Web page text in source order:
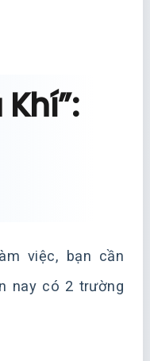
việc, bạn cần
nay có 2 trường